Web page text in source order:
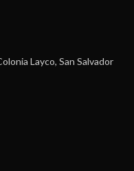
Layco, San Salvador